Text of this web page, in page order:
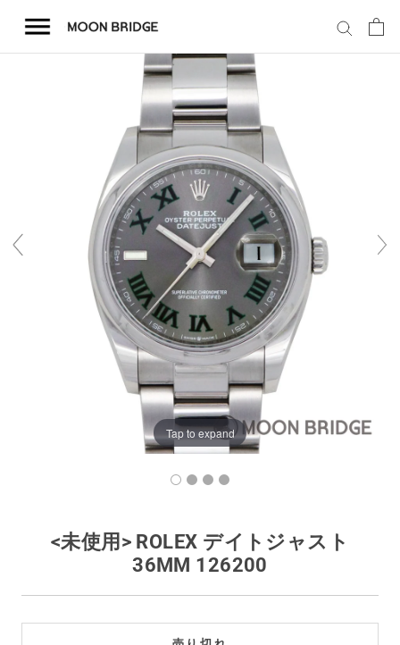
テ
会社概要
Tap to expand
<未使用> ROLEX デイトジャスト
36MM 126200